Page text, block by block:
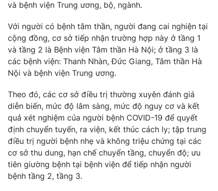
và bệnh viện Trung ương, bộ, ngành.
Với người có bệnh tâm thần, người đang cai nghiện tại
cộng đồng, cơ sở tiếp nhận trường hợp này ở tầng 1
và tầng 2 là Bệnh viện Tâm thần Hà Nội; ở tầng 3 là
các bệnh viện: Thanh Nhàn, Đức Giang, Tâm thần Hà
Nội và bệnh viện Trung ương.
Theo đó, các cơ sở điều trị thường xuyên đánh giá
diễn biến, mức độ lâm sàng, mức độ nguy cơ và kết
quả xét nghiệm của người bệnh COVID-19 để quyết
định chuyển tuyến, ra viện, kết thúc cách ly; tập trung
điều trị người bệnh nhẹ và không triệu chứng tại các
cơ sở thu dung, hạn chế chuyển tầng, chuyển độ; ưu
tiên giường bệnh tại bệnh viện để tiếp nhận người
bệnh tầng 2, tầng 3.